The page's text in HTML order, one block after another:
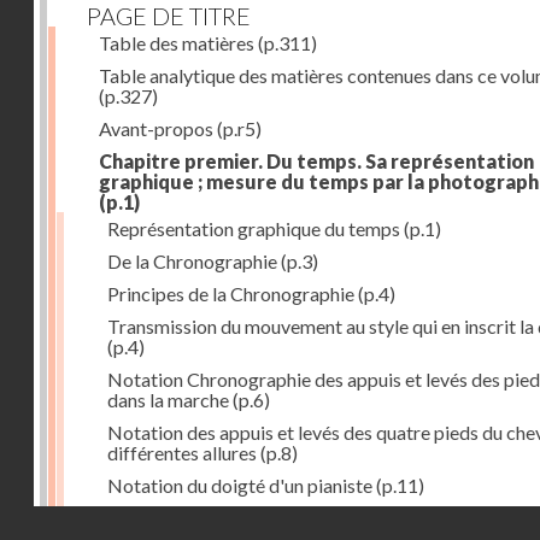
PAGE DE TITRE
Table des matières (p.311)
Table analytique des matières contenues dans ce
(p.327)
Avant-propos (p.r5)
Chapitre premier. Du temps. Sa représentation
graphique ; mesure du temps par la
(p.1)
Représentation graphique du temps (p.1)
De la Chronographie(p.3)
Principes de la Chronographie(p.4)
Transmission du mouvement au style qui en inscrit la
(p.4)
Notation Chronographie des appuis et levés des
dans la marche(p.6)
Notation des appuis et levés des quatre pieds du
différentes allures (p.8)
Notation du doigté d'un pianiste(p.11)